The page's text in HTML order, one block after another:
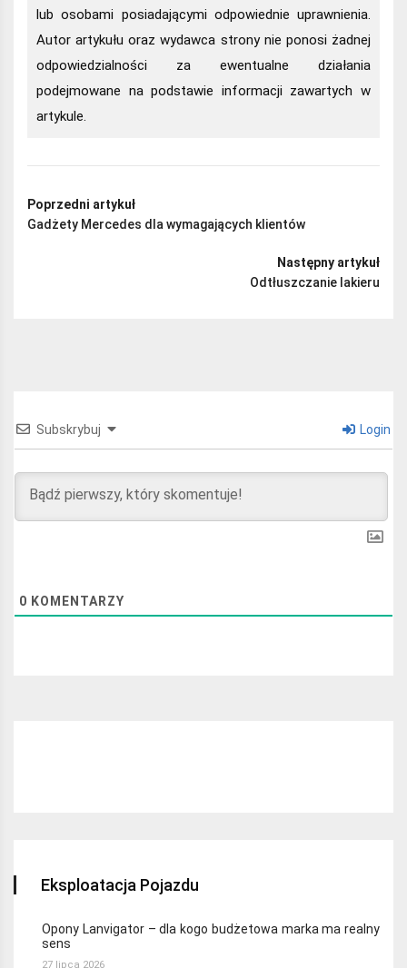
lub osobami posiadającymi odpowiednie uprawnienia.
Autor artykułu oraz wydawca strony nie ponosi żadnej
odpowiedzialności za ewentualne działania
podejmowane na podstawie informacji zawartych w
artykule.
Poprzedni artykuł
Gadżety Mercedes dla wymagających klientów
Następny artykuł
Odtłuszczanie lakieru
Subskrybuj Login
0 KOMENTARZY
Eksploatacja Pojazdu
Opony Lanvigator – dla kogo budżetowa marka ma realny
sens
27 lipca 2026